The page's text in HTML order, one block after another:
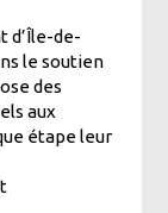
d’Île-de-
le soutien
des
aux
étape leur